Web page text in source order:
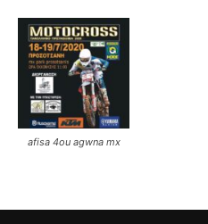
afisa 4ou agwna mx